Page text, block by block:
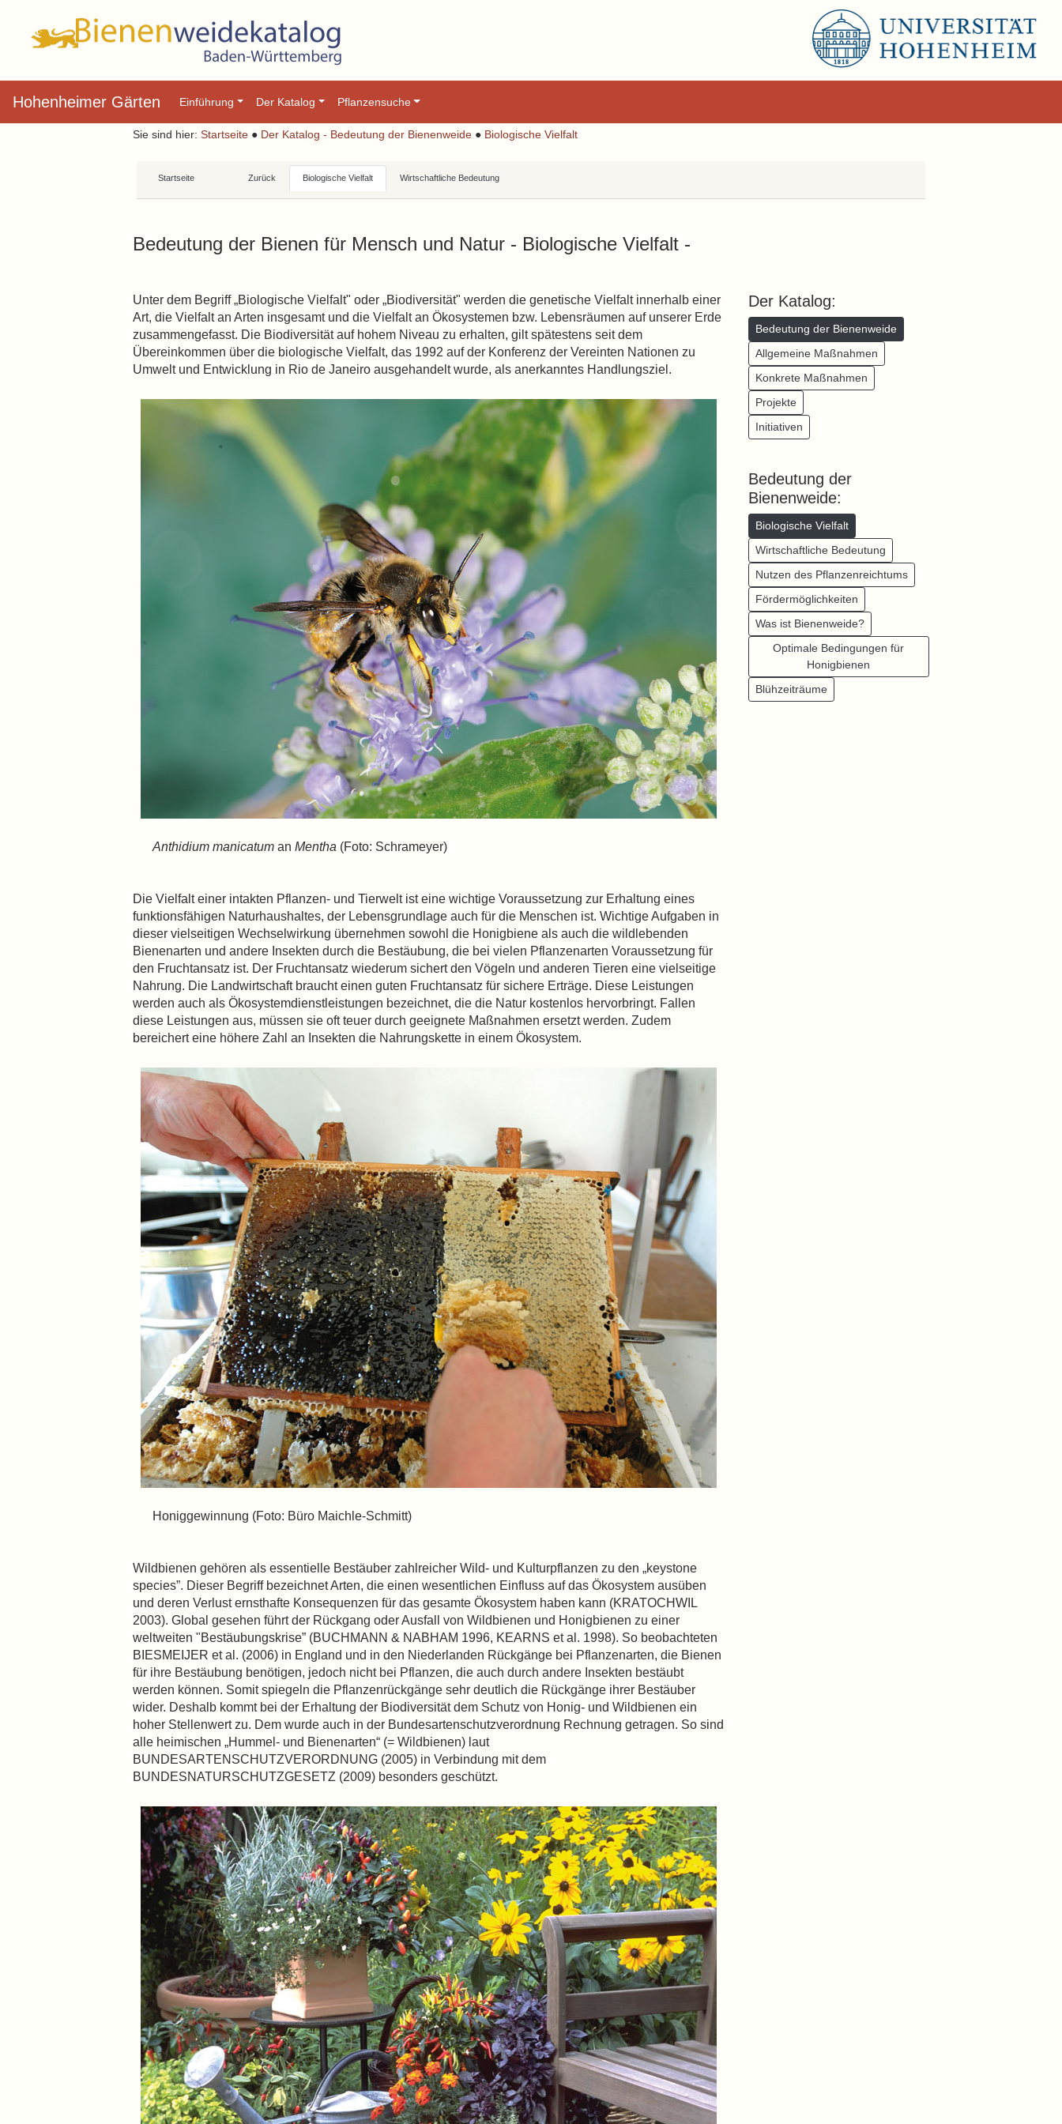
Hohenheimer Gärten Einführung Der Katalog Pflanzensuche
Sie sind hier: Startseite ● Der Katalog - Bedeutung der Bienenweide ● Biologische Vielfalt
Startseite Zurück Biologische Vielfalt Wirtschaftliche Bedeutung
Bedeutung der Bienen für Mensch und Natur - Biologische Vielfalt -
Unter dem Begriff „Biologische Vielfalt" oder „Biodiversität" werden die genetische Vielfalt innerhalb einer
Art, die Vielfalt an Arten insgesamt und die Vielfalt an Ökosystemen bzw. Lebensräumen auf unserer Erde
zusammengefasst. Die Biodiversität auf hohem Niveau zu erhalten, gilt spätestens seit dem
Übereinkommen über die biologische Vielfalt, das 1992 auf der Konferenz der Vereinten Nationen zu
Umwelt und Entwicklung in Rio de Janeiro ausgehandelt wurde, als anerkanntes Handlungsziel.
Anthidium manicatum an Mentha (Foto: Schrameyer)
Die Vielfalt einer intakten Pflanzen- und Tierwelt ist eine wichtige Voraussetzung zur Erhaltung eines
funktionsfähigen Naturhaushaltes, der Lebensgrundlage auch für die Menschen ist. Wichtige Aufgaben in
dieser vielseitigen Wechselwirkung übernehmen sowohl die Honigbiene als auch die wildlebenden
Bienenarten und andere Insekten durch die Bestäubung, die bei vielen Pflanzenarten Voraussetzung für
den Fruchtansatz ist. Der Fruchtansatz wiederum sichert den Vögeln und anderen Tieren eine vielseitige
Nahrung. Die Landwirtschaft braucht einen guten Fruchtansatz für sichere Erträge. Diese Leistungen
werden auch als Ökosystemdienstleistungen bezeichnet, die die Natur kostenlos hervorbringt. Fallen
diese Leistungen aus, müssen sie oft teuer durch geeignete Maßnahmen ersetzt werden. Zudem
bereichert eine höhere Zahl an Insekten die Nahrungskette in einem Ökosystem.
Honiggewinnung (Foto: Büro Maichle-Schmitt)
Wildbienen gehören als essentielle Bestäuber zahlreicher Wild- und Kulturpflanzen zu den „keystone
species”. Dieser Begriff bezeichnet Arten, die einen wesentlichen Einfluss auf das Ökosystem ausüben
und deren Verlust ernsthafte Konsequenzen für das gesamte Ökosystem haben kann (KRATOCHWIL
2003). Global gesehen führt der Rückgang oder Ausfall von Wildbienen und Honigbienen zu einer
weltweiten "Bestäubungskrise” (BUCHMANN & NABHAM 1996, KEARNS et al. 1998). So beobachteten
BIESMEIJER et al. (2006) in England und in den Niederlanden Rückgänge bei Pflanzenarten, die Bienen
für ihre Bestäubung benötigen, jedoch nicht bei Pflanzen, die auch durch andere Insekten bestäubt
werden können. Somit spiegeln die Pflanzenrückgänge sehr deutlich die Rückgänge ihrer Bestäuber
wider. Deshalb kommt bei der Erhaltung der Biodiversität dem Schutz von Honig- und Wildbienen ein
hoher Stellenwert zu. Dem wurde auch in der Bundesartenschutzverordnung Rechnung getragen. So sind
alle heimischen „Hummel- und Bienenarten“ (= Wildbienen) laut
BUNDESARTENSCHUTZVERORDNUNG (2005) in Verbindung mit dem
BUNDESNATURSCHUTZGESETZ (2009) besonders geschützt.
Der Katalog:
Bedeutung der Bienenweide
Allgemeine Maßnahmen
Konkrete Maßnahmen
Projekte
Initiativen
Bedeutung der
Bienenweide:
Biologische Vielfalt
Wirtschaftliche Bedeutung
Nutzen des Pflanzenreichtums
Fördermöglichkeiten
Was ist Bienenweide?
Optimale Bedingungen für
Honigbienen
Blühzeiträume